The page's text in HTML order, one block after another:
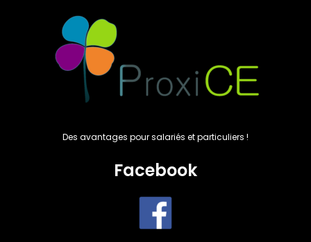
Des avantages pour salariés et particuliers !
Facebook